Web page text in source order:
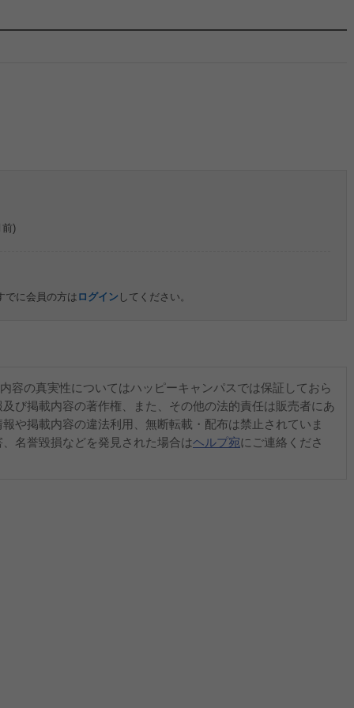
前)
でに会員の方は ログイン してください。
容の真実性についてはハッピーキャンパスでは保証しておら
び掲載内容の著作権、また、その他の法的責任は販売者にあ
や掲載内容の違法利用、無断転載・配布は禁止されていま
名誉毀損などを発見された場合はヘルプ宛にご連絡くださ